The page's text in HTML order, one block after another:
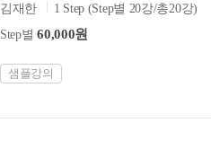
김재한
1 Step (Step별 20강/총20강)
Step별60,000원
샘플강의